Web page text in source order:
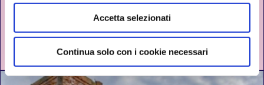
Accetta selezionati
Continua solo con i cookie necessari
MONTE COLOMBO
DAL 12 GIUGNO AL 30 SETTEMBRE 2026